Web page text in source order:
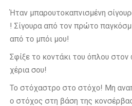
Ήταν μπαρουτοκαπνισμένη
! Σίγουρα από τον πρώτο
από το μπόι μου!
Σφίξε το κοντάκι του όπλου
χέρια σου!
Το στόχαστρο στο στόχο! Μη
ο στόχος στη βάση της